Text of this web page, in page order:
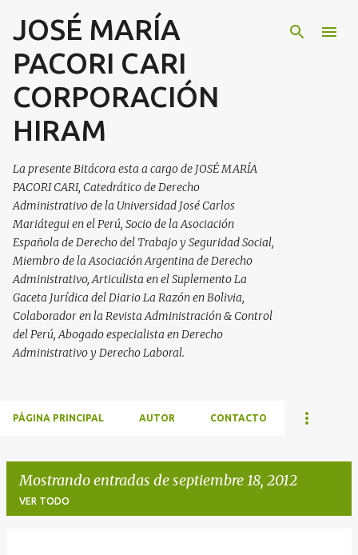
Ir al contenido principal
JOSÉ MARÍA
PACORI CARI
CORPORACIÓN
HIRAM
La presente Bitácora esta a cargo de JOSÉ MARÍA
PACORI CARI, Catedrático de Derecho
Administrativo de la Universidad José Carlos
Mariátegui en el Perú, Socio de la Asociación
Española de Derecho del Trabajo y Seguridad Social,
Miembro de la Asociación Argentina de Derecho
Administrativo, Articulista en el Suplemento La
Gaceta Jurídica del Diario La Razón en Bolivia,
Colaborador en la Revista Administración & Control
del Perú, Abogado especialista en Derecho
Administrativo y Derecho Laboral.
PÁGINA PRINCIPAL AUTOR CONTACTO
Mostrando entradas de septiembre 18, 2012
VER TODO